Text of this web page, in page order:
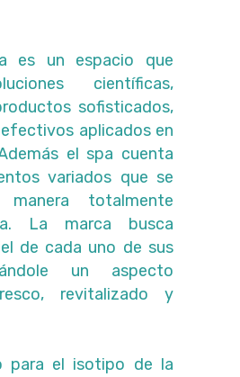
es un espacio que
científicas,
sofisticados,
aplicados en
el spa cuenta
variados que se
totalmente
La marca busca
de cada uno de sus
un aspecto
revitalizado y
para el isotipo de la